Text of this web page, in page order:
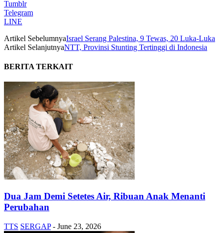
Tumblr
Telegram
LINE
Artikel SebelumnyaIsrael Serang Palestina, 9 Tewas, 20 Luka-Luka
Artikel SelanjutnyaNTT, Provinsi Stunting Tertinggi di Indonesia
BERITA TERKAIT
Dua Jam Demi Setetes Air, Ribuan Anak Menanti
Perubahan
TTS SERGAP - June 23, 2026